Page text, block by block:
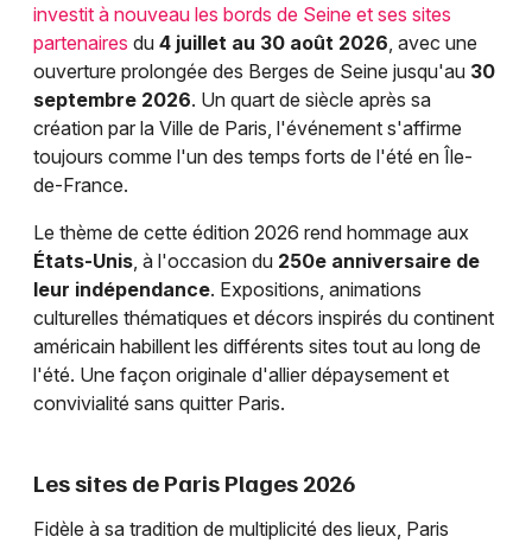
investit à nouveau les bords de Seine et ses sites
partenaires du 4 juillet au 30 août 2026 , avec une
ouverture prolongée des Berges de Seine jusqu'au 30
septembre 2026. Un quart de siècle après sa
création par la Ville de Paris, l'événement s'affirme
toujours comme l'un des temps forts de l'été en Île-
de-France.
Le thème de cette édition 2026 rend hommage aux
États-Unis , à l'occasion du 250e anniversaire de
leur indépendance. Expositions, animations
culturelles thématiques et décors inspirés du continent
américain habillent les différents sites tout au long de
l'été. Une façon originale d'allier dépaysement et
convivialité sans quitter Paris.
Les sites de Paris Plages 2026
Fidèle à sa tradition de multiplicité des lieux, Paris